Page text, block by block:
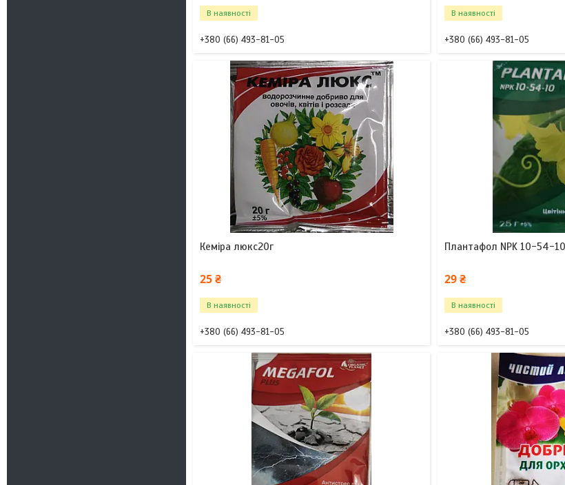
В наявності
+380 (66) 493-81-05
В наявності
+380 (66) 493-81-05
Кеміра люкс20г
25 ₴
В наявності
+380 (66) 493-81-05
Плантафол NPK 10-54-10
29 ₴
В наявності
+380 (66) 493-81-05